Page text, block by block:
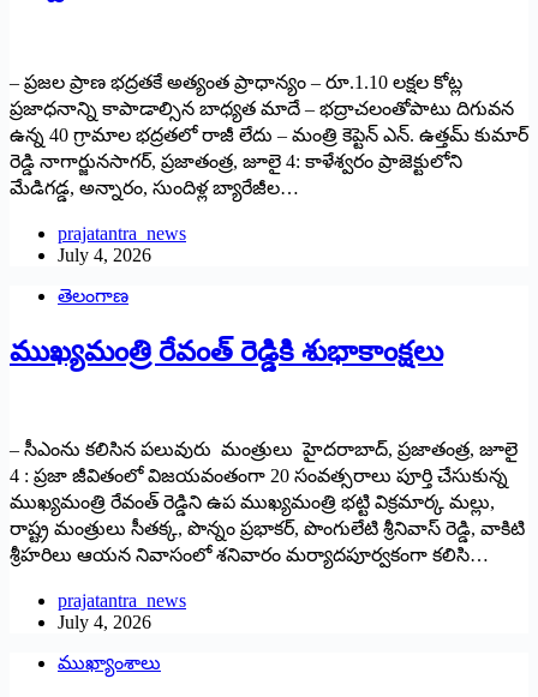
– ప్రజల ప్రాణ భద్రత‌కే అత్యంత ప్రాధాన్యం – రూ.1.10 లక్షల కోట్ల
ప్రజాధనాన్ని కాపాడాల్సిన బాధ్యత మాదే – భద్రాచలంతోపాటు దిగువన
ఉన్న 40 గ్రామాల భద్రతలో రాజీ లేదు – మంత్రి కెప్టెన్ ఎన్. ఉత్తమ్ కుమార్
రెడ్డి నాగార్జునసాగర్, ప్ర‌జాతంత్ర‌, జూలై 4: కాళేశ్వరం ప్రాజెక్టులోని
మేడిగడ్డ, అన్నారం, సుందిళ్ల బ్యారేజీల…
prajatantra_news
July 4, 2026
తెలంగాణ
ముఖ్యమంత్రి రేవంత్ రెడ్డికి శుభాకాంక్షలు
– సీఎంను క‌లిసిన ప‌లువురు మంత్రులు హైదరాబాద్, ప్రజాతంత్ర, జూలై
4 : ప్రజా జీవితంలో విజయవంతంగా 20 సంవత్సరాలు పూర్తి చేసుకున్న
ముఖ్యమంత్రి రేవంత్ రెడ్డిని ఉప ముఖ్యమంత్రి భట్టి విక్రమార్క మల్లు,
రాష్ట్ర మంత్రులు సీతక్క, పొన్నం ప్రభాకర్, పొంగులేటి శ్రీనివాస్ రెడ్డి, వాకిటి
శ్రీ‌హ‌రిలు ఆయన నివాసంలో శనివారం మర్యాదపూర్వకంగా కలిసి…
prajatantra_news
July 4, 2026
ముఖ్యాంశాలు